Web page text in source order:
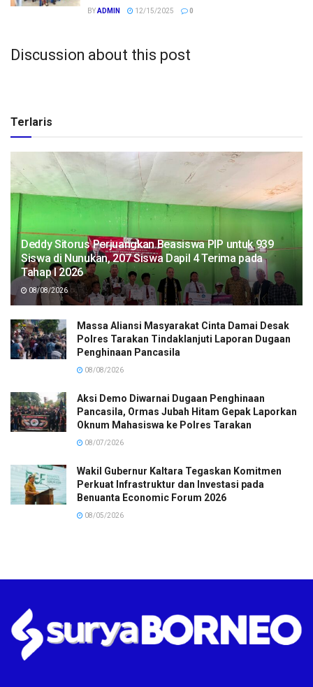
BYADMIN 12/15/2025 0
Discussion about this post
Terlaris
Deddy Sitorus Perjuangkan Beasiswa PIP untuk 939
Siswa di Nunukan, 207 Siswa Dapil 4 Terima pada
Tahap I 2026
08/08/2026
Massa Aliansi Masyarakat Cinta Damai Desak
Polres Tarakan Tindaklanjuti Laporan Dugaan
Penghinaan Pancasila
08/08/2026
Aksi Demo Diwarnai Dugaan Penghinaan
Pancasila, Ormas Jubah Hitam Gepak Laporkan
Oknum Mahasiswa ke Polres Tarakan
08/07/2026
Wakil Gubernur Kaltara Tegaskan Komitmen
Perkuat Infrastruktur dan Investasi pada
Benuanta Economic Forum 2026
08/05/2026